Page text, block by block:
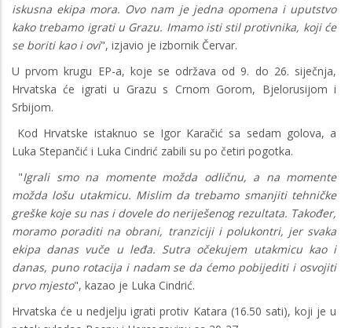
iskusna ekipa mora. Ovo nam je jedna opomena i uputstvo
kako trebamo igrati u Grazu. Imamo isti stil protivnika, koji će
se boriti kao i ovi", izjavio je izbornik Červar.
U prvom krugu EP-a, koje se održava od 9. do 26. siječnja,
Hrvatska će igrati u Grazu s Crnom Gorom, Bjelorusijom i
Srbijom.
Kod Hrvatske istaknuo se Igor Karačić sa sedam golova, a
Luka Stepančić i Luka Cindrić zabili su po četiri pogotka.
"Igrali smo na momente možda odličnu, a na momente
možda lošu utakmicu. Mislim da trebamo smanjiti tehničke
greške koje su nas i dovele do neriješenog rezultata. Također,
moramo poraditi na obrani, tranziciji i polukontri, jer svaka
ekipa danas vuče u leđa. Sutra očekujem utakmicu kao i
danas, puno rotacija i nadam se da ćemo pobijediti i osvojiti
prvo mjesto", kazao je Luka Cindrić.
Hrvatska će u nedjelju igrati protiv Katara (16.50 sati), koji je u